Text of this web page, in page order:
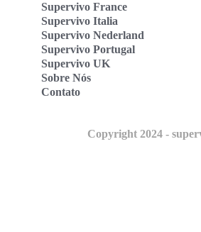
Supervivo France
Supervivo Italia
Supervivo Nederland
Supervivo Portugal
Supervivo UK
Sobre Nós
Contato
Copyright 2024 -